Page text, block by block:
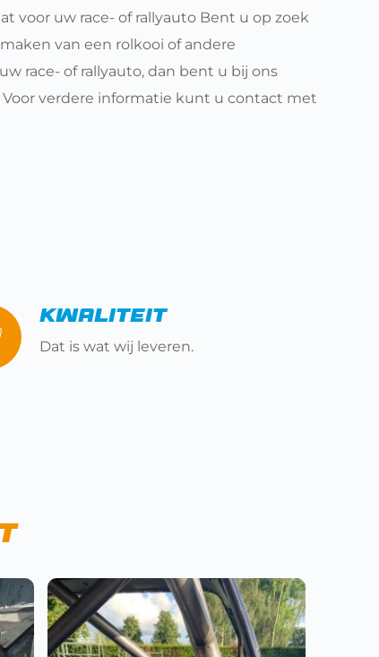
voor uw race- of rallyauto Bent u op zoek
van een rolkooi of andere
race- of rallyauto, dan bent u bij ons
Voor verdere informatie kunt u contact met
Kwaliteit
Dat is wat wij leveren.